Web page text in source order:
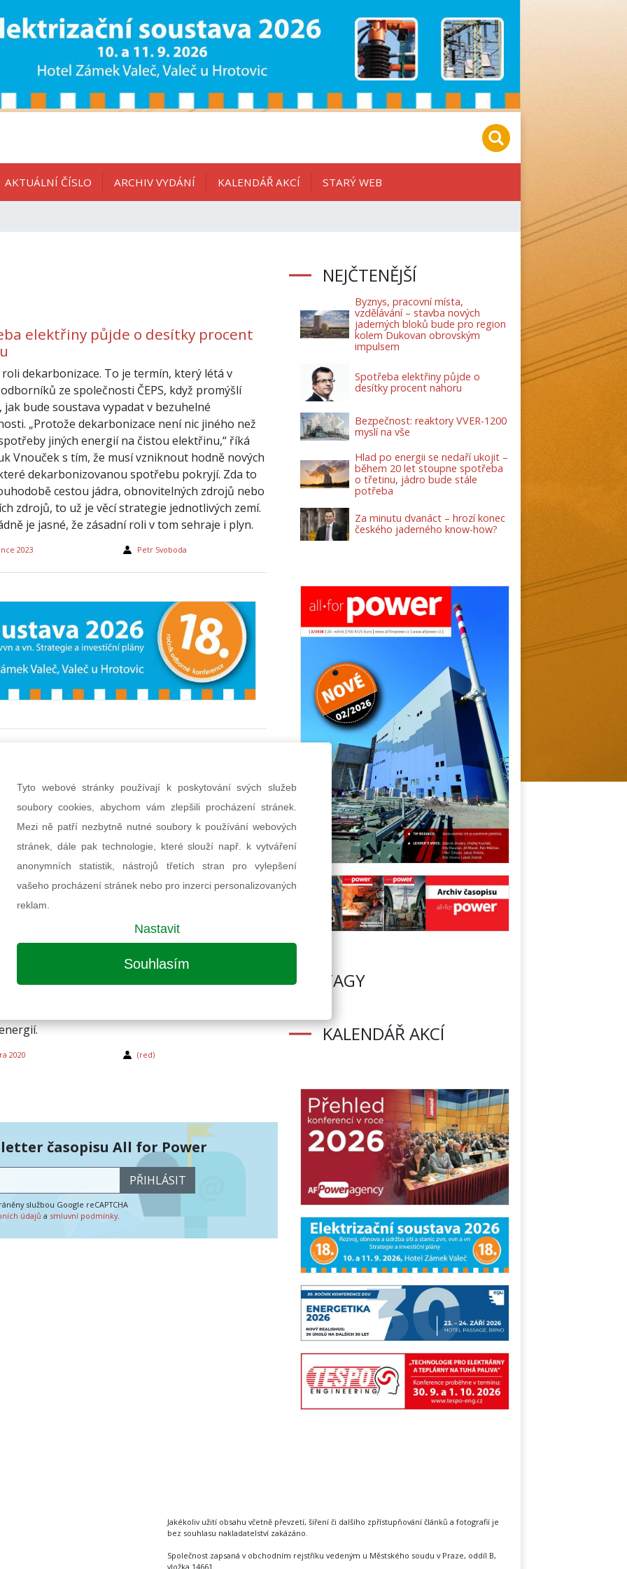
AKTUÁLNÍ ČÍSLO ARCHIV VYDÁNÍ KALENDÁŘ AKCÍ STARÝ WEB
elektřiny půjde o desítky procent
roli dekarbonizace. To je termín, který létá v
ze společnosti ČEPS, když promýšlí
jak bude soustava vypadat v bezuhelné
„Protože dekarbonizace není nic jiného než
jiných energií na čistou elektřinu,“ říká
Vnouček s tím, že musí vzniknout hodně nových
dekarbonizovanou spotřebu pokryjí. Zda to
cestou jádra, obnovitelných zdrojů nebo
zdrojů, to už je věcí strategie jednotlivých zemí.
je jasné, že zásadní roli v tom sehraje i plyn.
2023 Petr Svoboda
agregované flexibility pro řízení
čísle jsme načrtli charakteristiky flexibility typu
vhodné trhy pro její uplatnění, představili
modely uplatnění flexibility a upozornili na
otázky, které je nutno dořešit pro uplatnění
agregátora. V tomto čísle se zaměříme na
typu „výkon“, jež se bude uplatňovat na trzích s
službami.
2020
známá a neznámá
tohoto článku budeme flexibilitu obecně
nástroj pro ex-ante (před okamžikem
optimalizaci obchodních pozic na trzích se
2020 (red)
časopisu All for Power
PŘIHLÁSIT
službou Google reCAPTCHA
údajů a smluvní podmínky.
NEJČTENĚJŠÍ
Byznys, pracovní místa,
vzdělávání – stavba nových
jaderných bloků bude pro region
kolem Dukovan obrovským
impulsem
Spotřeba elektřiny půjde o
desítky procent nahoru
Bezpečnost: reaktory VVER-1200
myslí na vše
Hlad po energii se nedaří ukojit –
během 20 let stoupne spotřeba
o třetinu, jádro bude stále
potřeba
Za minutu dvanáct – hrozí konec
českého jaderného know-how?
TAGY
KALENDÁŘ AKCÍ
Jakékoliv užití obsahu včetně převzetí, šíření či dalšího zpřístupňování článků a fotografií je
bez souhlasu nakladatelství zakázáno.
Společnost zapsaná v obchodním rejstříku vedeným u Městského soudu v Praze, oddíl B,
vložka 14661.
Tyto webové stránky používají k poskytování svých služeb
soubory cookies, abychom vám zlepšili procházení stránek.
Mezi ně patří nezbytně nutné soubory k používání webových
stránek, dále pak technologie, které slouží např. k vytváření
anonymních statistik, nástrojů třetích stran pro vylepšení
vašeho procházení stránek nebo pro inzerci personalizovaných
reklam.
Nastavit
Souhlasím